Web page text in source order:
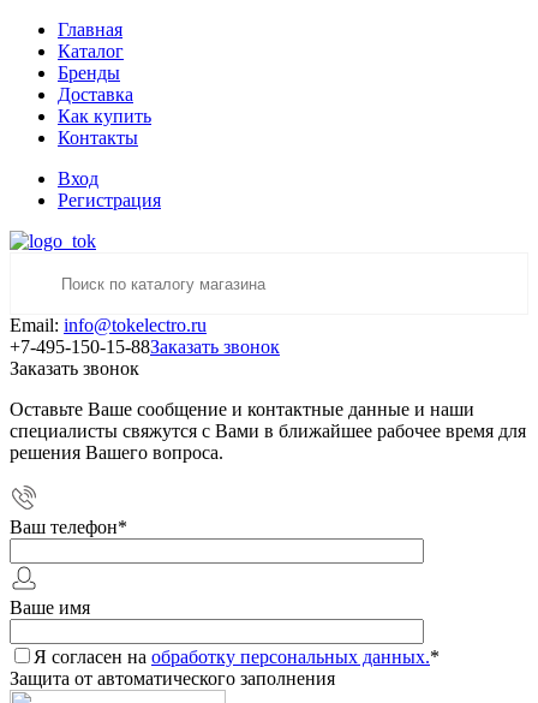
Главная
Каталог
Бренды
Доставка
Как купить
Контакты
Вход
Регистрация
Email: info@tokelectro.ru
+7-495-150-15-88Заказать звонок
Заказать звонок
Оставьте Ваше сообщение и контактные данные и наши
специалисты свяжутся с Вами в ближайшее рабочее время для
решения Вашего вопроса.
Ваш телефон*
Ваше имя
Я согласен на обработку персональных данных.*
Защита от автоматического заполнения